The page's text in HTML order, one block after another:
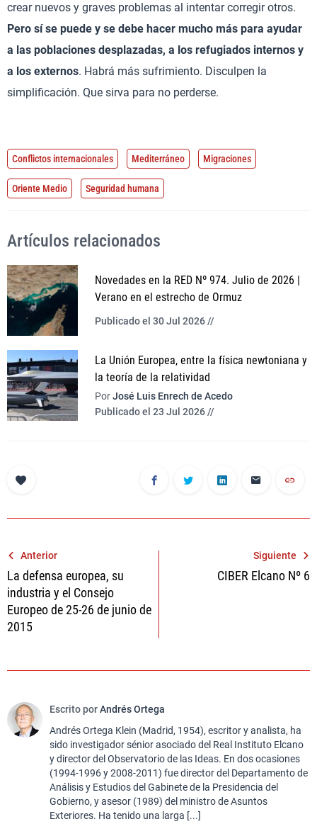
crear nuevos y graves problemas al intentar corregir otros.
Pero sí se puede y se debe hacer mucho más para ayudar
a las poblaciones desplazadas, a los refugiados internos y
a los externos. Habrá más sufrimiento. Disculpen la
simplificación. Que sirva para no perderse.
Conflictos internacionales Mediterráneo Migraciones
Oriente Medio Seguridad humana
Artículos relacionados
Novedades en la RED Nº 974. Julio de 2026 |
Verano en el estrecho de Ormuz
Publicado el 30 Jul 2026 //
La Unión Europea, entre la física newtoniana y
la teoría de la relatividad
PorJosé Luis Enrech de Acedo
Publicado el 23 Jul 2026 //
Navegación
de
entradas
Anterior
La defensa europea, su
industria y el Consejo
Europeo de 25-26 de junio de
2015
Siguiente
CIBER Elcano Nº 6
Escrito porAndrés Ortega
Andrés Ortega Klein (Madrid, 1954), escritor y analista, ha
sido investigador sénior asociado del Real Instituto Elcano
y director del Observatorio de las Ideas. En dos ocasiones
(1994-1996 y 2008-2011) fue director del Departamento de
Análisis y Estudios del Gabinete de la Presidencia del
Gobierno, y asesor (1989) del ministro de Asuntos
Exteriores. Ha tenido una larga [...]